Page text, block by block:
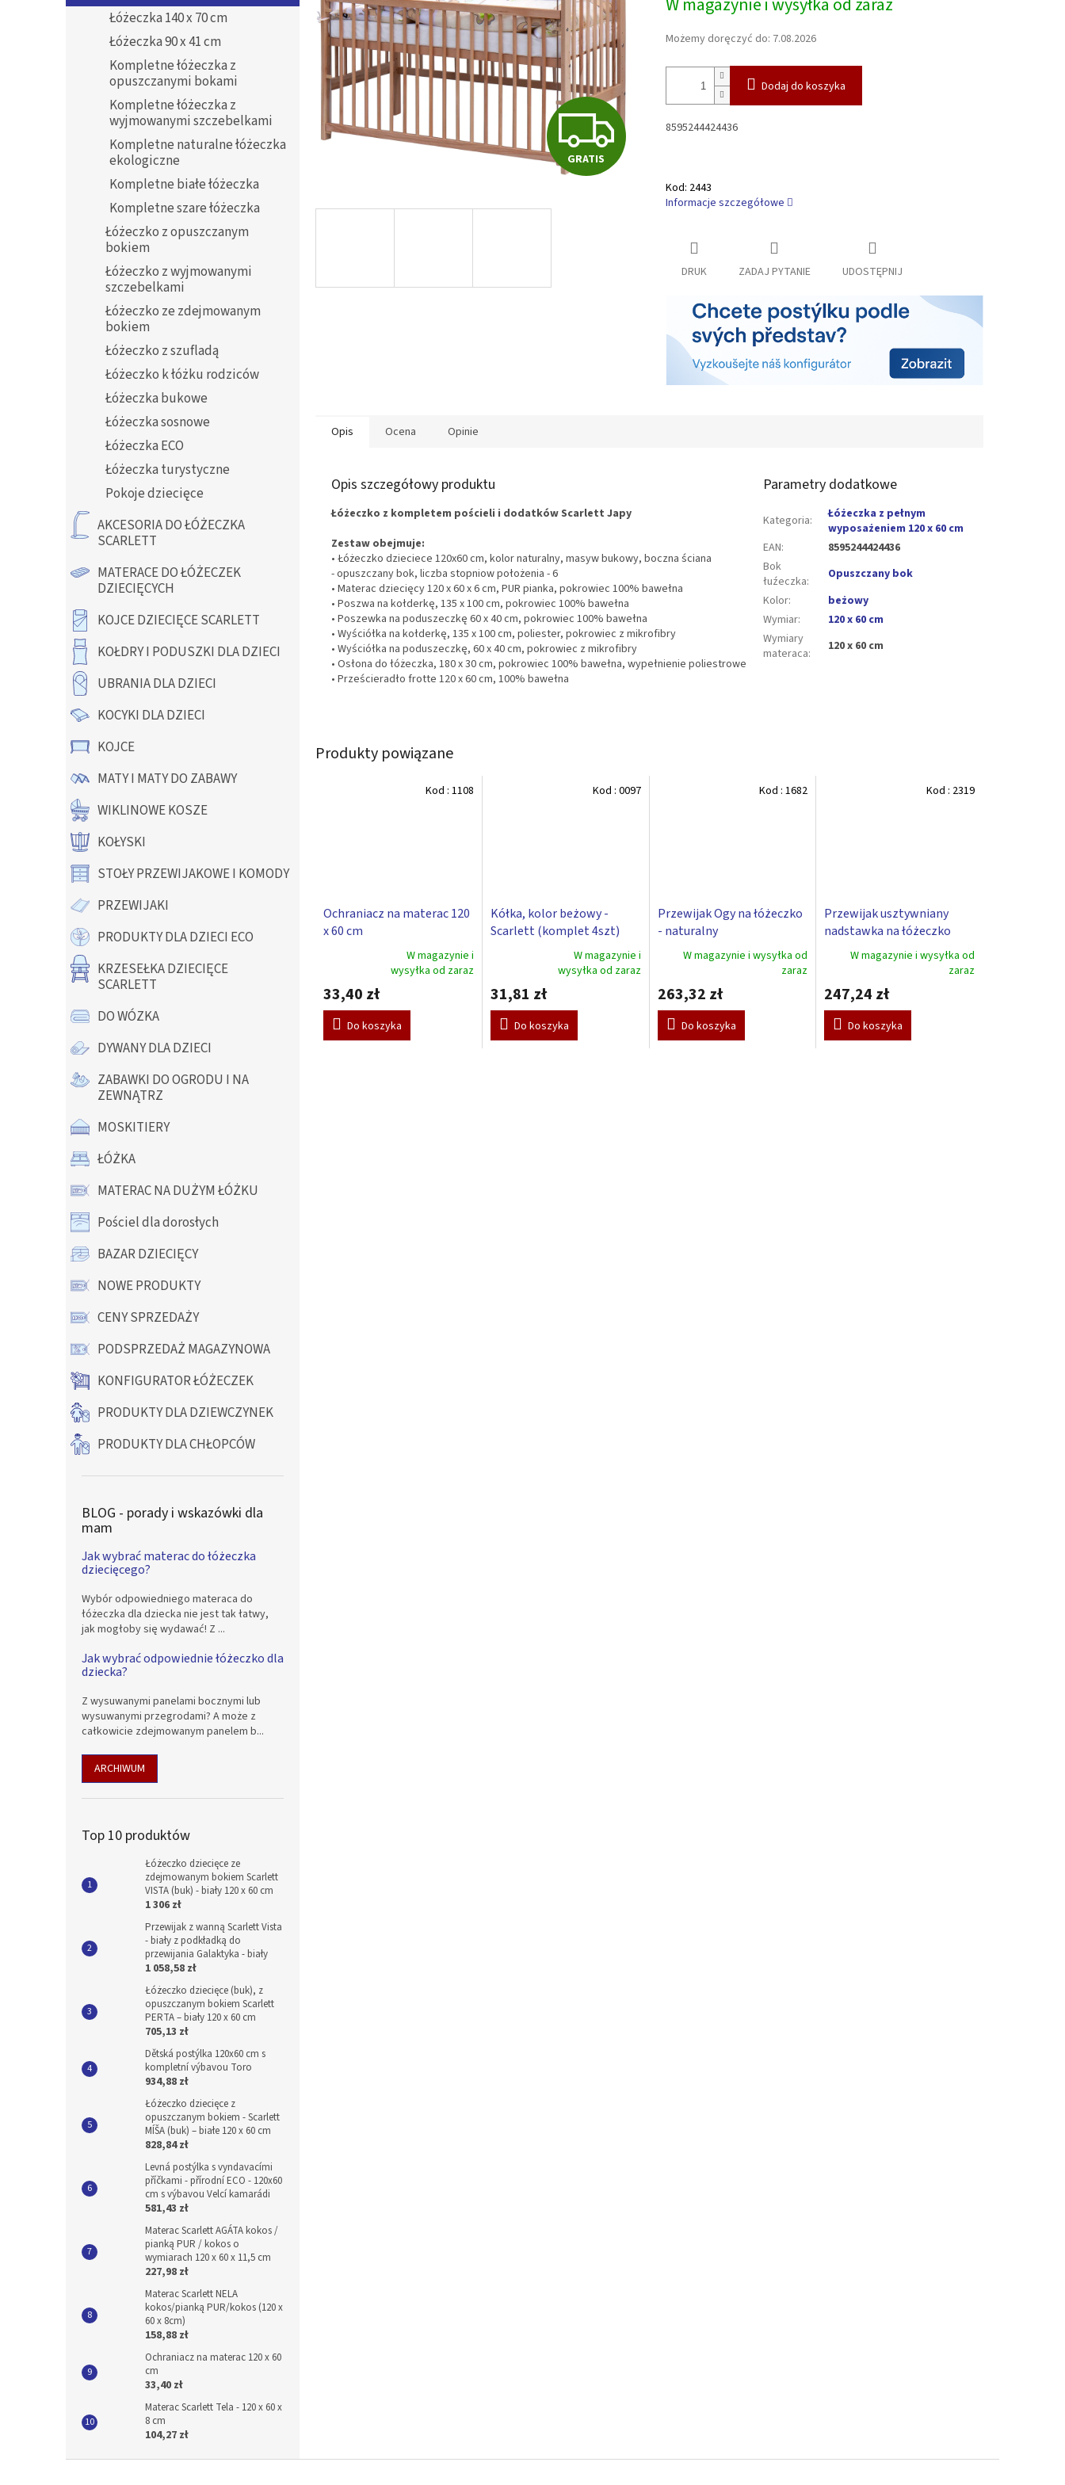
n
Łóżeczka 140 x 70 cm
Łóżeczka 90 x 41 cm
Kompletne łóżeczka z
opuszczanymi bokami
Kompletne łóżeczka z
wyjmowanymi szczebelkami
Kompletne naturalne łóżeczka
ekologiczne
Kompletne białe łóżeczka
Kompletne szare łóżeczka
Łóżeczko z opuszczanym
bokiem
Łóżeczko z wyjmowanymi
szczebelkami
Łóżeczko ze zdejmowanym
bokiem
Łóżeczko z szufladą
Łóżeczko k łóżku rodziców
Łóżeczka bukowe
Łóżeczka sosnowe
Łóżeczka ECO
Łóżeczka turystyczne
Pokoje dziecięce
AKCESORIA DO ŁÓŻECZKA
SCARLETT
MATERACE DO ŁÓŻECZEK
DZIECIĘCYCH
KOJCE DZIECIĘCE SCARLETT
KOŁDRY I PODUSZKI DLA DZIECI
UBRANIA DLA DZIECI
KOCYKI DLA DZIECI
KOJCE
MATY I MATY DO ZABAWY
WIKLINOWE KOSZE
KOŁYSKI
STOŁY PRZEWIJAKOWE I KOMODY
PRZEWIJAKI
PRODUKTY DLA DZIECI ECO
KRZESEŁKA DZIECIĘCE
SCARLETT
DO WÓZKA
DYWANY DLA DZIECI
ZABAWKI DO OGRODU I NA
ZEWNĄTRZ
MOSKITIERY
ŁÓŻKA
MATERAC NA DUŻYM ŁÓŻKU
Pościel dla dorosłych
BAZAR DZIECIĘCY
NOWE PRODUKTY
CENY SPRZEDAŻY
PODSPRZEDAŻ MAGAZYNOWA
KONFIGURATOR ŁÓŻECZEK
PRODUKTY DLA DZIEWCZYNEK
PRODUKTY DLA CHŁOPCÓW
BLOG - porady i wskazówki dla
mam
Jak wybrać materac do łóżeczka
dziecięcego?
Wybór odpowiedniego materaca do
łóżeczka dla dziecka nie jest tak łatwy,
jak mogłoby się wydawać! Z ...
Jak wybrać odpowiednie łóżeczko dla
dziecka?
Z wysuwanymi panelami bocznymi lub
wysuwanymi przegrodami? A może z
całkowicie zdejmowanym panelem b...
ARCHIWUM
Top 10 produktów
Łóżeczko dziecięce ze
zdejmowanym bokiem Scarlett
VISTA (buk) - biały 120 x 60 cm
1 306 zł
Przewijak z wanną Scarlett Vista
- biały z podkładką do
przewijania Galaktyka - biały
1 058,58 zł
Łóżeczko dziecięce (buk), z
opuszczanym bokiem Scarlett
PERTA – biały 120 x 60 cm
705,13 zł
Dětská postýlka 120x60 cm s
kompletní výbavou Toro
934,88 zł
Łóżeczko dziecięce z
opuszczanym bokiem - Scarlett
MÍŠA (buk) – białe 120 x 60 cm
828,84 zł
Levná postýlka s vyndavacími
příčkami - přírodní ECO - 120x60
cm s výbavou Velcí kamarádi
581,43 zł
Materac Scarlett AGÁTA kokos /
pianką PUR / kokos o
wymiarach 120 x 60 x 11,5 cm
227,98 zł
Materac Scarlett NELA
kokos/pianką PUR/kokos (120 x
60 x 8cm)
158,88 zł
Ochraniacz na materac 120 x 60
cm
33,40 zł
Materac Scarlett Tela - 120 x 60 x
8 cm
104,27 zł
5
gwiazdek.
G
R
GRATIS
jednostkowa:
W magazynie i wysyłka od zaraz
Możemy doręczyć do: 7.08.2026
Dodaj do koszyka
8595244424436
Kod: 2443
Informacje szczegółowe
DRUK ZADAJ PYTANIE UDOSTĘPNIJ
Produkty powiązane
Ochraniacz na materac 120
x 60 cm
produktu
wynosi
5,0
na
W magazynie i
wysyłka od zaraz
33,40 zł
Do koszyka
Kod : 1108
Kółka, kolor beżowy -
Scarlett (komplet 4szt)
produktu
wynosi
3,0
na
W magazynie i
wysyłka od zaraz
31,81 zł
Do koszyka
Kod : 0097
Przewijak Ogy na łóżeczko
- naturalny
W magazynie i wysyłka od
zaraz
263,32 zł
Do koszyka
Kod :1682
Przewijak usztywniany
nadstawka na łóżeczko
Scarlett Jolly - purpurowy
W magazynie i wysyłka od
zaraz
247,24 zł
Do koszyka
Kod : 2319
Opis Ocena Opinie
Opis szczegółowy produktu
Łóżeczko z kompletem pościeli i dodatków Scarlett Japy
Zestaw obejmuje:
• Łóżeczko dzieciece 120x60 cm, kolor naturalny, masyw bukowy, boczna ściana
- opuszczany bok, liczba stopniow położenia - 6
• Materac dziecięcy 120 x 60 x 6 cm, PUR pianka, pokrowiec 100% bawełna
• Poszwa na kołderkę, 135 x 100 cm, pokrowiec 100% bawełna
• Poszewka na poduszeczkę 60 x 40 cm, pokrowiec 100% bawełna
• Wyściółka na kołderkę, 135 x 100 cm, poliester, pokrowiec z mikrofibry
• Wyściółka na poduszeczkę, 60 x 40 cm, pokrowiec z mikrofibry
• Osłona do łóżeczka, 180 x 30 cm, pokrowiec 100% bawełna, wypełnienie poliestrowe
• Prześcieradło frotte 120 x 60 cm, 100% bawełna
Parametry dodatkowe
Kategoria:
Łóżeczka z pełnym
wyposażeniem 120 x 60 cm
EAN:
8595244424436
Bok
łuźeczka:
Opuszczany bok
Kolor:
beżowy
Wymiar:
120 x 60 cm
Wymiary
materaca: 120 x 60 cm